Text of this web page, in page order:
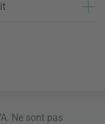
Ne sont pas